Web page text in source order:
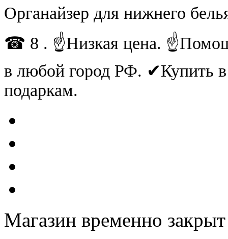
Органайзер для нижнего
☎ 8 . ☝Низкая цена.
в любой город РФ.
подаркам.
Магазин временно закрыт